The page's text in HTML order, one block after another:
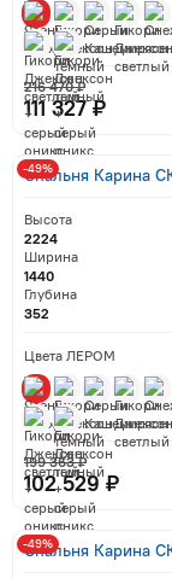
111 327 ₽
216 470 ₽
Спальня Карина
Высота
2224
Ширина
1440
Глубина
352
Цвета ЛЕРОМ
102 529 ₽
199 363 ₽
-49%
Спальня Карина
-49%